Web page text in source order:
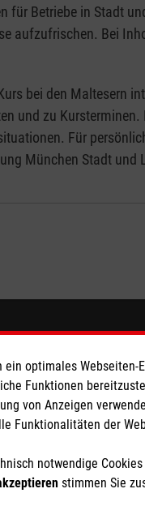
für Betriebe in Stadt
aufzufrischen. Bei
bei den Maltesern
und zu
Für
München Stadt und
Die
Malteser
Sharepoint
ein optimales
Funktionen
von Anzeigen
Funktionalitäten der
notwendige
stimmen Sie